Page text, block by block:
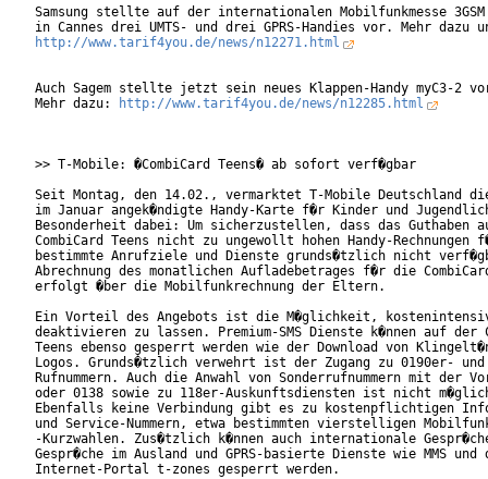
Samsung stellte auf der internationalen Mobilfunkmesse 3GSM
http://www.tarif4you.de/news/n12271.html
Auch Sagem stellte jetzt sein neues Klappen-Handy myC3-2
Mehr dazu:
http://www.tarif4you.de/news/n12285.html
>> T-Mobile: �CombiCard Teens� ab sofort verf�gbar
Seit Montag, den 14.02., vermarktet T-Mobile Deutschland
im Januar angek�ndigte Handy-Karte f�r Kinder und
Besonderheit dabei: Um sicherzustellen, dass das Guthaben
CombiCard Teens nicht zu ungewollt hohen Handy-
bestimmte Anrufziele und Dienste grunds�tzlich nicht
Abrechnung des monatlichen Aufladebetrages f�r die
erfolgt �ber die Mobilfunkrechnung der Eltern.
Ein Vorteil des Angebots ist die M�glichkeit,
deaktivieren zu lassen. Premium-SMS Dienste k�nnen auf der
Teens ebenso gesperrt werden wie der Download von
Logos. Grunds�tzlich verwehrt ist der Zugang zu 0190er- und
Rufnummern. Auch die Anwahl von Sonderrufnummern mit der
oder 0138 sowie zu 118er-Auskunftsdiensten ist nicht
Ebenfalls keine Verbindung gibt es zu kostenpflichtigen
und Service-Nummern, etwa bestimmten vierstelligen
-Kurzwahlen. Zus�tzlich k�nnen auch internationale
Gespr�che im Ausland und GPRS-basierte Dienste wie MMS und
Internet-Portal t-zones gesperrt werden.